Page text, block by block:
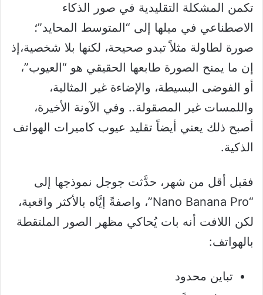
تكمن المشكلة التقليدية في صور الذكاء
الاصطناعي في ميلها إلى “المتوسط المحايد”؛
صورة لطاولة مثلاً تبدو صحيحة، لكنها بلا شخصية،إذ
إن ما يمنح الصورة طابعها الحقيقي هو “العيوب”،
أو الفوضى البسيطة، والإضاءة غير المثالية،
واللمسات غير المصقولة.. وفي الآونة الأخيرة،
أصبح ذلك يعني أيضاً تقليد عيوب كاميرات الهواتف
الذكية.
فقبل أقل من شهر، حدَّثت جوجل نموذجها إلى
“Nano Banana Pro”، واصفةً إيَّاه بالأكثر واقعية،
لكن اللافت أنه بات يُحاكي مظهر الصور الملتقطة
بالهواتف:
تباين محدود